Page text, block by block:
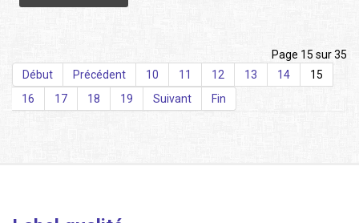
Page 15 sur 35
Début
Précédent 10 11 12 13 14
15
16
17 18 19 Suivant Fin